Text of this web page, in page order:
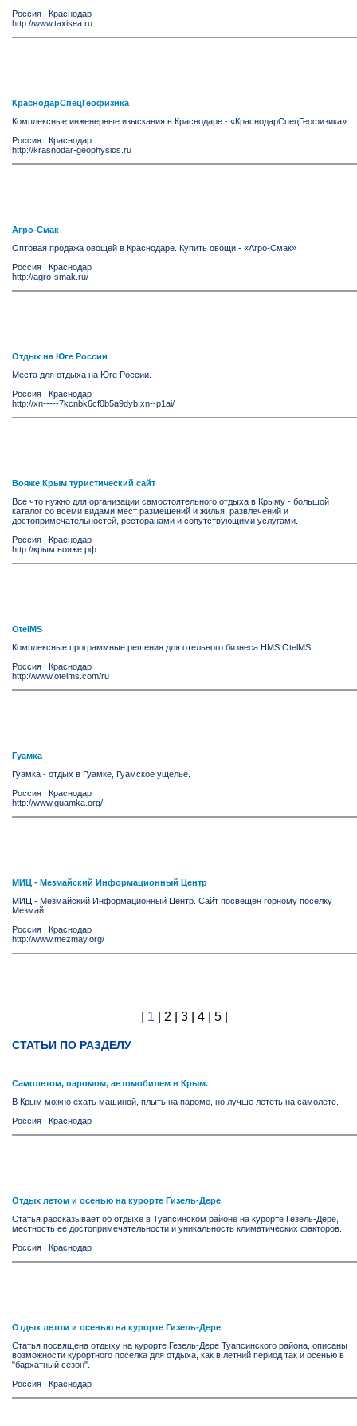
Россия | Краснодар
http://www.taxisea.ru
КраснодарСпецГеофизика
Комплексные инженерные изыскания в Краснодаре - «КраснодарСпецГеофизика»
Россия | Краснодар
http://krasnodar-geophysics.ru
Агро-Смак
Оптовая продажа овощей в Краснодаре. Купить овощи - «Агро-Смак»
Россия | Краснодар
http://agro-smak.ru/
Отдых на Юге России
Места для отдыха на Юге России.
Россия | Краснодар
http://xn-----7kcnbk6cf0b5a9dyb.xn--p1ai/
Вояже Крым туристический сайт
Все что нужно для организации самостоятельного отдыха в Крыму - большой
каталог со всеми видами мест размещений и жилья, развлечений и
достопримечательностей, ресторанами и сопутствующими услугами.
Россия | Краснодар
http://крым.вояже.рф
OtelMS
Комплексные программные решения для отельного бизнеса HMS OtelMS
Россия | Краснодар
http://www.otelms.com/ru
Гуамка
Гуамка - отдых в Гуамке, Гуамское ущелье.
Россия | Краснодар
http://www.guamka.org/
МИЦ - Мезмайский Информационный Центр
МИЦ - Мезмайский Информационный Центр. Сайт посвещен горному посёлку
Мезмай.
Россия | Краснодар
http://www.mezmay.org/
1 2 3 4 5
СТАТЬИ ПО РАЗДЕЛУ
Самолетом, паромом, автомобилем в Крым.
В Крым можно ехать машиной, плыть на пароме, но лучше лететь на самолете.
Россия | Краснодар
Отдых летом и осенью на курорте Гизель-Дере
Статья рассказывает об отдыхе в Туапсинском районе на курорте Гезель-Дере,
местность ее достопримечательности и уникальность климатических факторов.
Россия | Краснодар
Отдых летом и осенью на курорте Гизель-Дере
Статья посвящена отдыху на курорте Гезель-Дере Туапсинского района, описаны
возможности курортного поселка для отдыха, как в летний период так и осенью в
"бархатный сезон".
Россия | Краснодар